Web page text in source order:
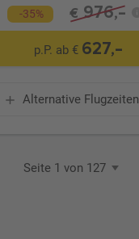
-35% € 976,-
p.P. ab € 627,-
Alternative Flugzeiten
Seite 1 von 127